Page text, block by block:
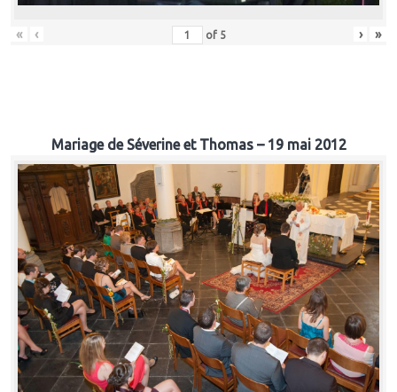
« ‹ of 5 › »
Mariage de Séverine et Thomas – 19 mai 2012